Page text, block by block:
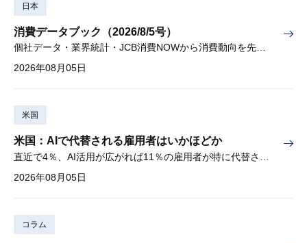
日本
消費データブック（2026/8/5号）
個社データ・業界統計・JCB消費NOWから消費動向を先取り
2026年08月05日
米国
米国：AIで代替される雇用者はいかほどか
2026年08月05日
コラム